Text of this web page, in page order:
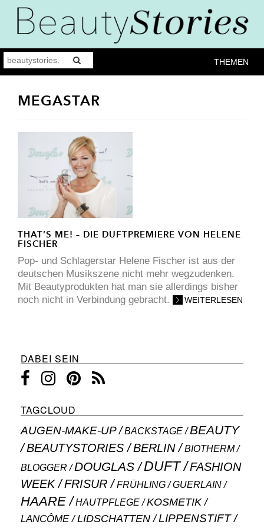
THEMEN
MEGASTAR
THAT’S ME! – DIE DUFTPREMIERE VON HELENE
FISCHER
Pop- und Schlagerstar Helene Fischer ist aus der
deutschen Musikszene nicht mehr wegzudenken.
Mit Beautyprodukten hat man sie allerdings bisher
noch nicht in Verbindung gebracht.
WEITERLESEN
DABEI SEIN
TAGCLOUD
AUGEN-MAKE-UP BACKSTAGE BEAUTY
BEAUTYSTORIES BERLIN
BIOTHERM
BLOGGER
DOUGLAS DUFT
FASHION
WEEK
FRISUR FRÜHLING GUERLAIN
HAARE HAUTPFLEGE
KOSMETIK
LANCÔME
LIDSCHATTEN LIPPENSTIFT